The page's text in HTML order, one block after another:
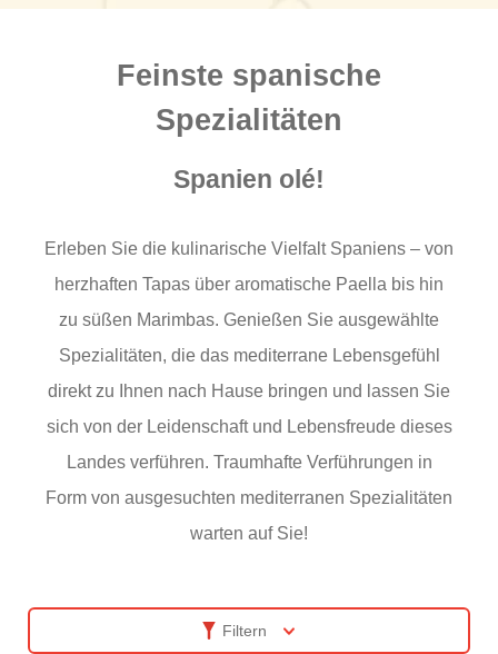
Feinste spanische
Spezialitäten
Spanien olé!
Erleben Sie die kulinarische Vielfalt Spaniens – von
herzhaften Tapas über aromatische Paella bis hin
zu süßen Marimbas. Genießen Sie ausgewählte
Spezialitäten, die das mediterrane Lebensgefühl
direkt zu Ihnen nach Hause bringen und lassen Sie
sich von der Leidenschaft und Lebensfreude dieses
Landes verführen. Traumhafte Verführungen in
Form von ausgesuchten mediterranen Spezialitäten
warten auf Sie!
Filtern